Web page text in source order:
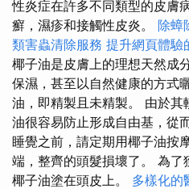
性炎症在許多不同類型的皮膚
癬，濕疹和接觸​​性皮炎。 除蟑
類害蟲清除服務 提升網頁體驗
椰子油是皮膚上的理想天然成
保濕，甚至以自然健康的方式
油，即精製且未精製。 由於
油很容易防止形成自由基，從
睡覺之前，請定期用椰子油按
端，整齊的頭髮損壞了。 為
椰子油塗在頭皮上。 多樣化的